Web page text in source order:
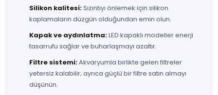
Silikon kalitesi:Sızıntıyı önlemek için silikon
kaplamaların düzgün olduğundan emin olun.
Kapak ve aydınlatma:LED kapaklı modeller enerji
tasarrufu sağlar ve buharlaşmayı azaltır.
Filtre sistemi:Akvaryumla birlikte gelen filtreler
yetersiz kalabilir; ayrıca güçlü bir filtre satın almayı
düşünün.